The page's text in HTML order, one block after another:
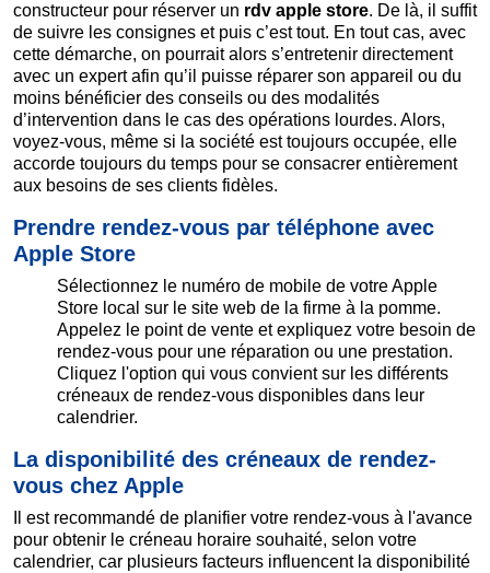
constructeur pour réserver un rdv apple store. De là, il suffit
de suivre les consignes et puis c’est tout. En tout cas, avec
cette démarche, on pourrait alors s’entretenir directement
avec un expert afin qu’il puisse réparer son appareil ou du
moins bénéficier des conseils ou des modalités
d’intervention dans le cas des opérations lourdes. Alors,
voyez-vous, même si la société est toujours occupée, elle
accorde toujours du temps pour se consacrer entièrement
aux besoins de ses clients fidèles.
Prendre rendez-vous par téléphone avec
Apple Store
Sélectionnez le numéro de mobile de votre Apple
Store local sur le site web de la firme à la pomme.
Appelez le point de vente et expliquez votre besoin de
rendez-vous pour une réparation ou une prestation.
Cliquez l'option qui vous convient sur les différents
créneaux de rendez-vous disponibles dans leur
calendrier.
La disponibilité des créneaux de rendez-
vous chez Apple
Il est recommandé de planifier votre rendez-vous à l'avance
pour obtenir le créneau horaire souhaité, selon votre
calendrier, car plusieurs facteurs influencent la disponibilité